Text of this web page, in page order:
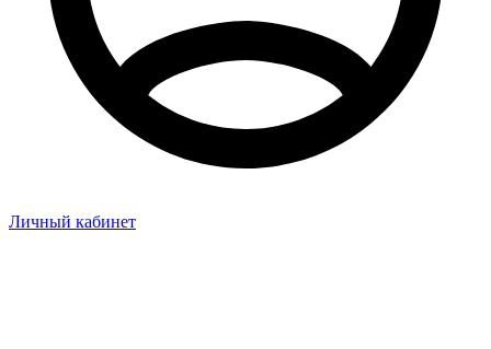
Личный кабинет